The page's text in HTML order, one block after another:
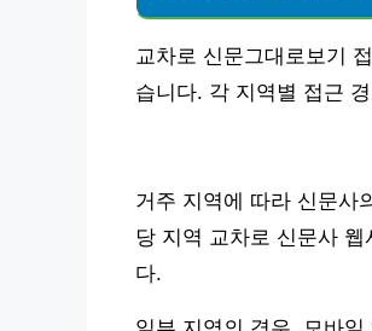
교차로 신문그대로보기
습니다. 각 지역별 접근
거주 지역에 따라 신문사
당 지역 교차로 신문사 웹
다.